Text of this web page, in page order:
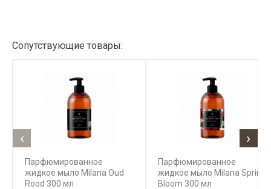
Сопутствующие товары:
Парфюмированное
жидкое мыло Milana Oud
Rood 300 мл
Парфюмированное
жидкое мыло Milana Spring
Bloom 300 мл
‹ ›